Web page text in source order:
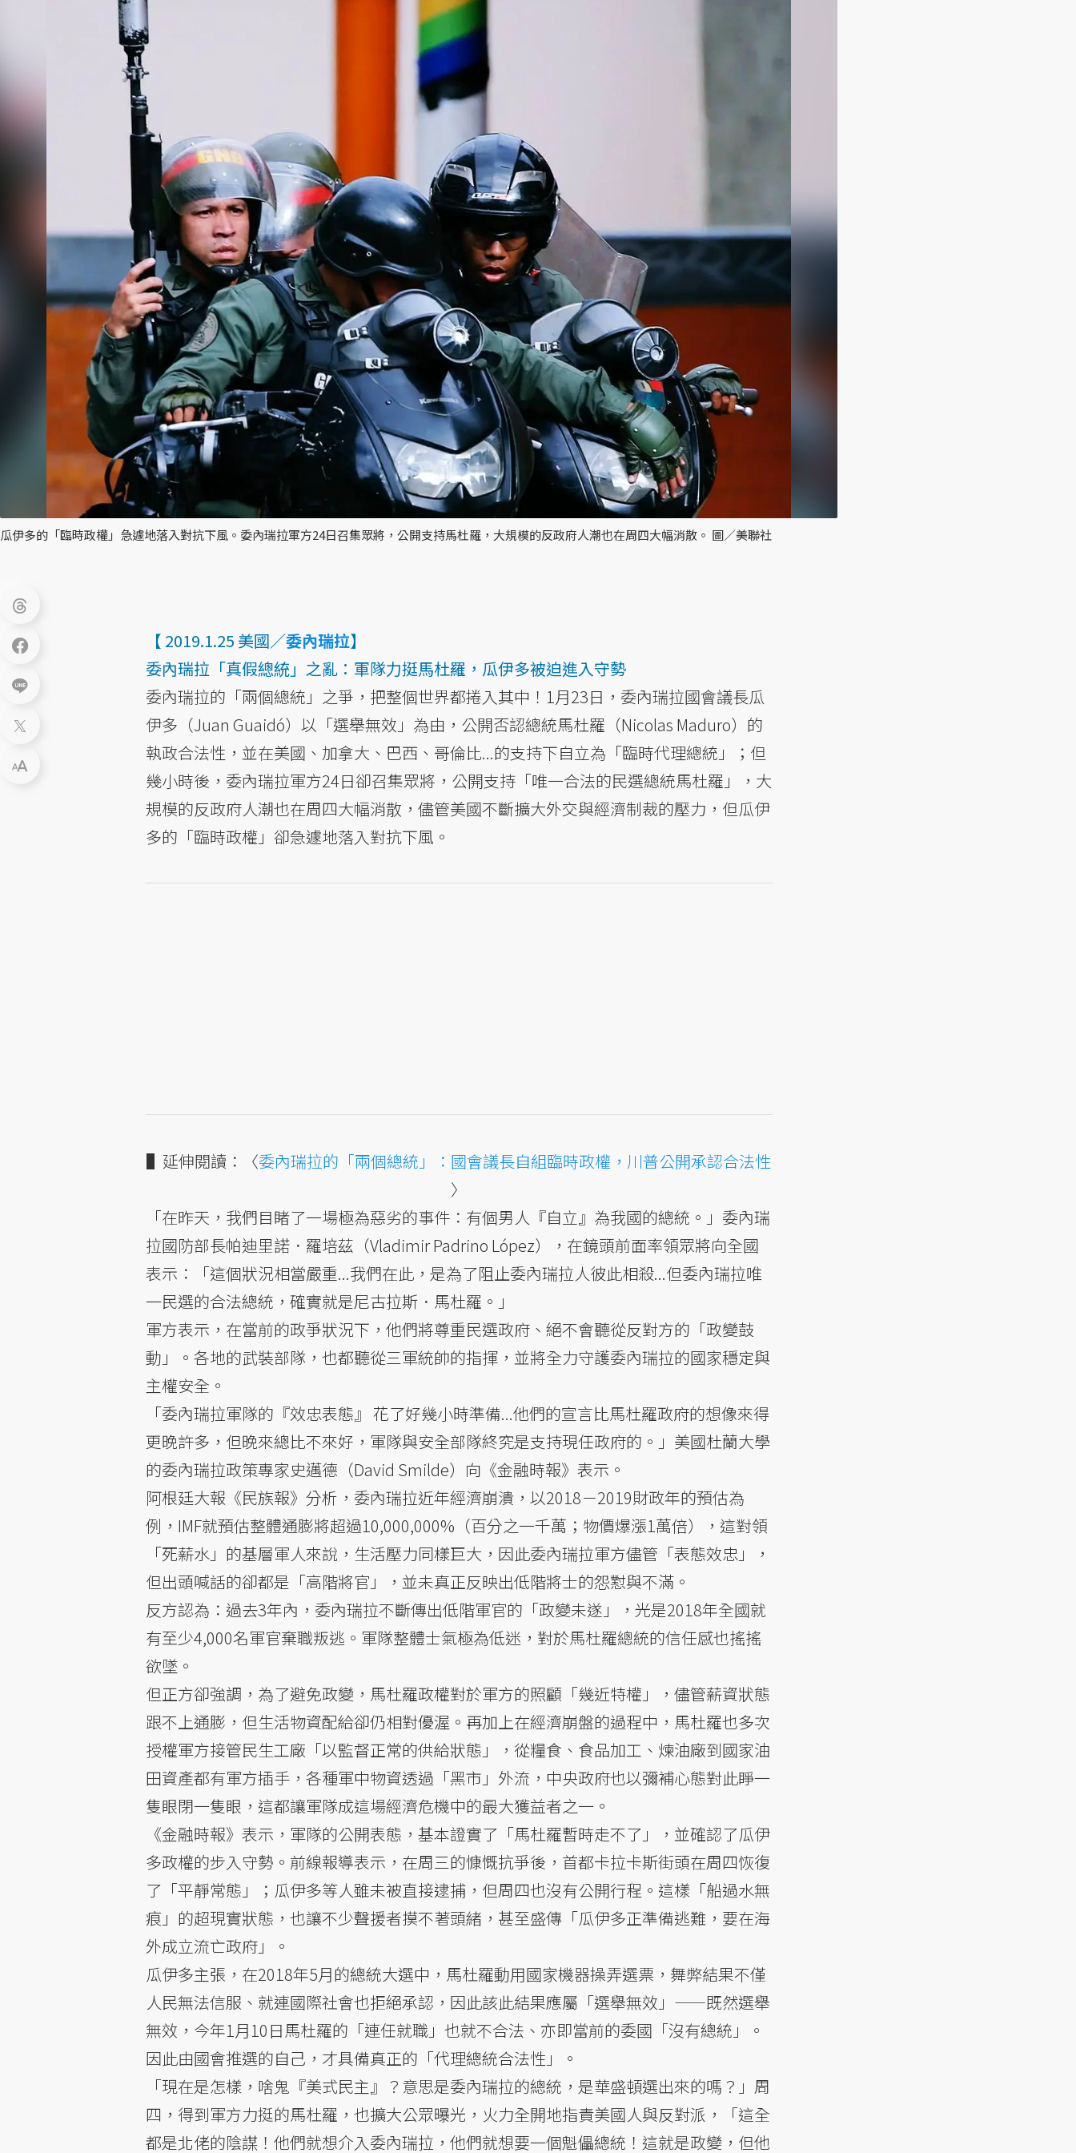
瓜伊多的「臨時政權」急遽地落入對抗下風。委內瑞拉軍方24日召集眾將，公開支持馬杜羅，大規模的反政府人潮也在周四大幅消散。 圖／美聯社
【 2019.1.25 美國／委內瑞拉】
委內瑞拉「真假總統」之亂：軍隊力挺馬杜羅，瓜伊多被迫進入守勢
委內瑞拉的「兩個總統」之爭，把整個世界都捲入其中！1月23日，委內瑞拉國會議長瓜
伊多（Juan Guaidó）以「選舉無效」為由，公開否認總統馬杜羅（Nicolas Maduro）的
執政合法性，並在美國、加拿大、巴西、哥倫比...的支持下自立為「臨時代理總統」；但
幾小時後，委內瑞拉軍方24日卻召集眾將，公開支持「唯一合法的民選總統馬杜羅」，大
規模的反政府人潮也在周四大幅消散，儘管美國不斷擴大外交與經濟制裁的壓力，但瓜伊
多的「臨時政權」卻急遽地落入對抗下風。
▌延伸閱讀：〈委內瑞拉的「兩個總統」：國會議長自組臨時政權，川普公開承認合法性
〉
「在昨天，我們目睹了一場極為惡劣的事件：有個男人『自立』為我國的總統。」委內瑞
拉國防部長帕迪里諾．羅培茲（Vladimir Padrino López），在鏡頭前面率領眾將向全國
表示：「這個狀況相當嚴重...我們在此，是為了阻止委內瑞拉人彼此相殺...但委內瑞拉唯
一民選的合法總統，確實就是尼古拉斯．馬杜羅。」
軍方表示，在當前的政爭狀況下，他們將尊重民選政府、絕不會聽從反對方的「政變鼓
動」。各地的武裝部隊，也都聽從三軍統帥的指揮，並將全力守護委內瑞拉的國家穩定與
主權安全。
「委內瑞拉軍隊的『效忠表態』 花了好幾小時準備...他們的宣言比馬杜羅政府的想像來得
更晚許多，但晚來總比不來好，軍隊與安全部隊終究是支持現任政府的。」美國杜蘭大學
的委內瑞拉政策專家史邁德（David Smilde）向《金融時報》表示。
阿根廷大報《民族報》分析，委內瑞拉近年經濟崩潰，以2018－2019財政年的預估為
例，IMF就預估整體通膨將超過10,000,000%（百分之一千萬；物價爆漲1萬倍），這對領
「死薪水」的基層軍人來說，生活壓力同樣巨大，因此委內瑞拉軍方儘管「表態效忠」，
但出頭喊話的卻都是「高階將官」，並未真正反映出低階將士的怨懟與不滿。
反方認為：過去3年內，委內瑞拉不斷傳出低階軍官的「政變未遂」，光是2018年全國就
有至少4,000名軍官棄職叛逃。軍隊整體士氣極為低迷，對於馬杜羅總統的信任感也搖搖
欲墜。
但正方卻強調，為了避免政變，馬杜羅政權對於軍方的照顧「幾近特權」，儘管薪資狀態
跟不上通膨，但生活物資配給卻仍相對優渥。再加上在經濟崩盤的過程中，馬杜羅也多次
授權軍方接管民生工廠「以監督正常的供給狀態」，從糧食、食品加工、煉油廠到國家油
田資產都有軍方插手，各種軍中物資透過「黑市」外流，中央政府也以彌補心態對此睜一
隻眼閉一隻眼，這都讓軍隊成這場經濟危機中的最大獲益者之一。
《金融時報》表示，軍隊的公開表態，基本證實了「馬杜羅暫時走不了」，並確認了瓜伊
多政權的步入守勢。前線報導表示，在周三的慷慨抗爭後，首都卡拉卡斯街頭在周四恢復
了「平靜常態」；瓜伊多等人雖未被直接逮捕，但周四也沒有公開行程。這樣「船過水無
痕」的超現實狀態，也讓不少聲援者摸不著頭緒，甚至盛傳「瓜伊多正準備逃難，要在海
外成立流亡政府」。
瓜伊多主張，在2018年5月的總統大選中，馬杜羅動用國家機器操弄選票，舞弊結果不僅
人民無法信服、就連國際社會也拒絕承認，因此該此結果應屬「選舉無效」——既然選舉
無效，今年1月10日馬杜羅的「連任就職」也就不合法、亦即當前的委國「沒有總統」。
因此由國會推選的自己，才具備真正的「代理總統合法性」。
「現在是怎樣，啥鬼『美式民主』？意思是委內瑞拉的總統，是華盛頓選出來的嗎？」周
四，得到軍方力挺的馬杜羅，也擴大公眾曝光，火力全開地指責美國人與反對派，「這全
都是北佬的陰謀！他們就想介入委內瑞拉，他們就想要一個魁儡總統！這就是政變，但他